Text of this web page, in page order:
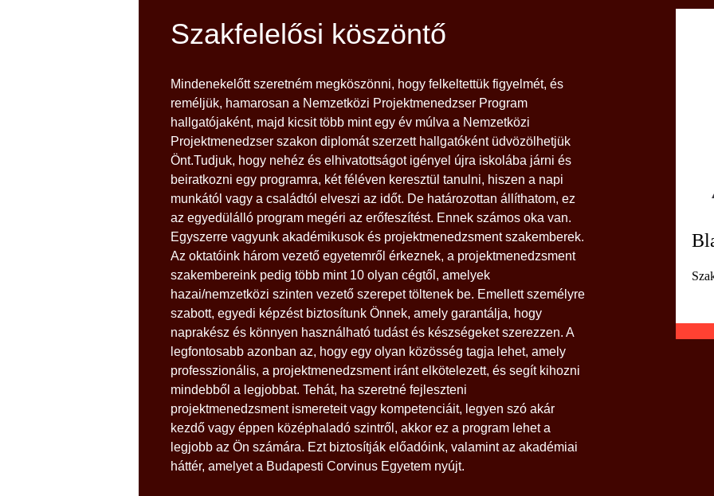
Szakfelelősi köszöntő
Mindenekelőtt szeretném megköszönni, hogy felkeltettük figyelmét, és
reméljük, hamarosan a Nemzetközi Projektmenedzser Program
hallgatójaként, majd kicsit több mint egy év múlva a Nemzetközi
Projektmenedzser szakon diplomát szerzett hallgatóként üdvözölhetjük
Önt.Tudjuk, hogy nehéz és elhivatottságot igényel újra iskolába járni és
beiratkozni egy programra, két féléven keresztül tanulni, hiszen a napi
munkától vagy a családtól elveszi az időt. De határozottan állíthatom, ez
az egyedülálló program megéri az erőfeszítést. Ennek számos oka van.
Egyszerre vagyunk akadémikusok és projektmenedzsment szakemberek.
Az oktatóink három vezető egyetemről érkeznek, a projektmenedzsment
szakembereink pedig több mint 10 olyan cégtől, amelyek
hazai/nemzetközi szinten vezető szerepet töltenek be. Emellett személyre
szabott, egyedi képzést biztosítunk Önnek, amely garantálja, hogy
naprakész és könnyen használható tudást és készségeket szerezzen. A
legfontosabb azonban az, hogy egy olyan közösség tagja lehet, amely
professzionális, a projektmenedzsment iránt elkötelezett, és segít kihozni
mindebből a legjobbat. Tehát, ha szeretné fejleszteni
projektmenedzsment ismereteit vagy kompetenciáit, legyen szó akár
kezdő vagy éppen középhaladó szintről, akkor ez a program lehet a
legjobb az Ön számára. Ezt biztosítják előadóink, valamint az akadémiai
háttér, amelyet a Budapesti Corvinus Egyetem nyújt.